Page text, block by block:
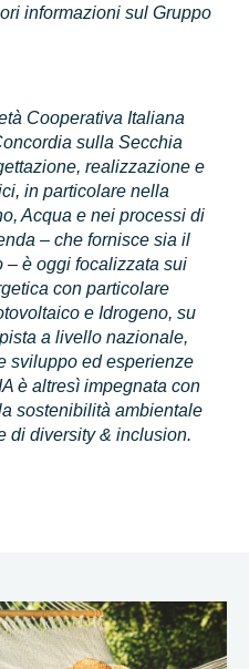
informazioni sul Gruppo
Cooperativa Italiana
sulla Secchia
realizzazione e
in particolare nella
Acqua e nei processi di
– che fornisce sia il
– è oggi focalizzata sui
con particolare
e Idrogeno, su
a livello nazionale,
sviluppo ed esperienze
è altresì impegnata con
sostenibilità ambientale
di diversity & inclusion.